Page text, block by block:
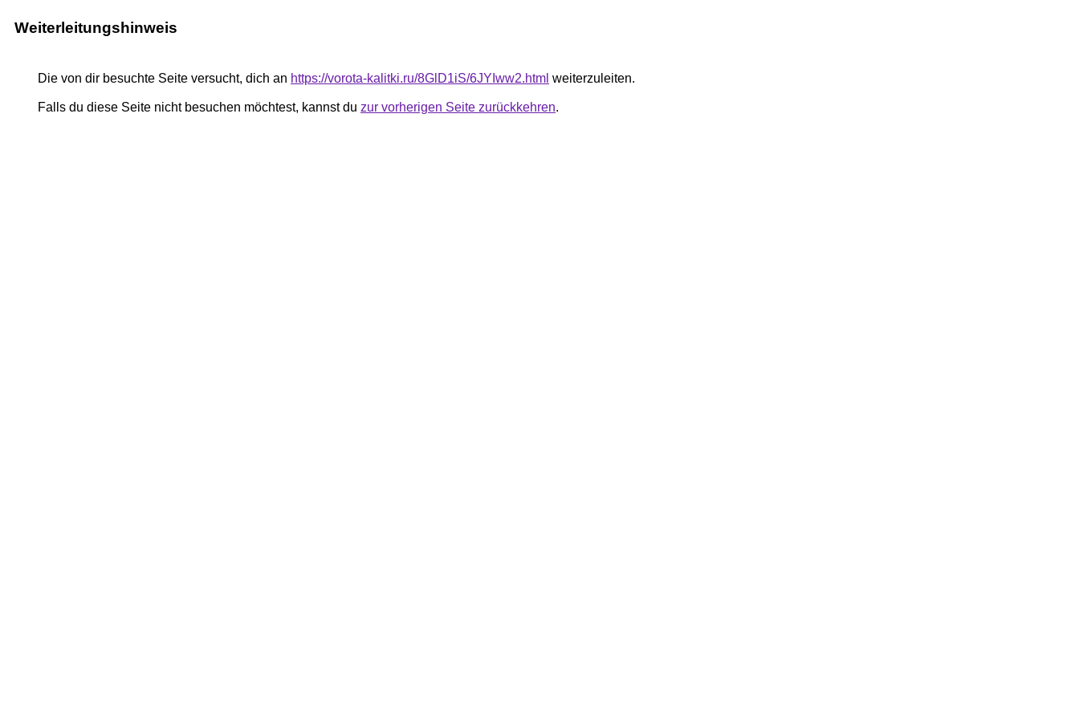
Weiterleitungshinweis
Die von dir besuchte Seite versucht, dich an https://vorota-kalitki.ru/8GlD1iS/6JYIww2.html weiterzuleiten.
Falls du diese Seite nicht besuchen möchtest, kannst du zur vorherigen Seite zurückkehren.